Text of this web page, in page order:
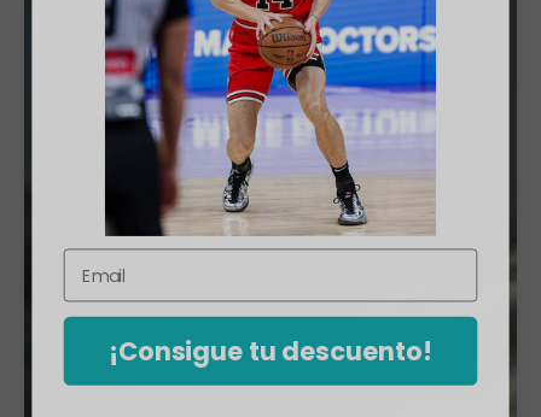
¡Consigue tu descuento!